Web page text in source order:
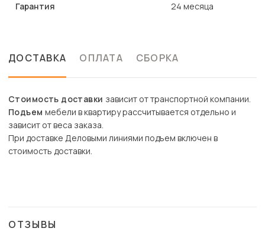
Гарантия 24 месяца
ДОСТАВКА ОПЛАТА СБОРКА
Стоимость доставки зависит от транспортной компании.
Подъем мебели в квартиру рассчитывается отдельно и
зависит от веса заказа.
При доставке Деловыми линиями подъем включен в
стоимость доставки.
ОТЗЫВЫ